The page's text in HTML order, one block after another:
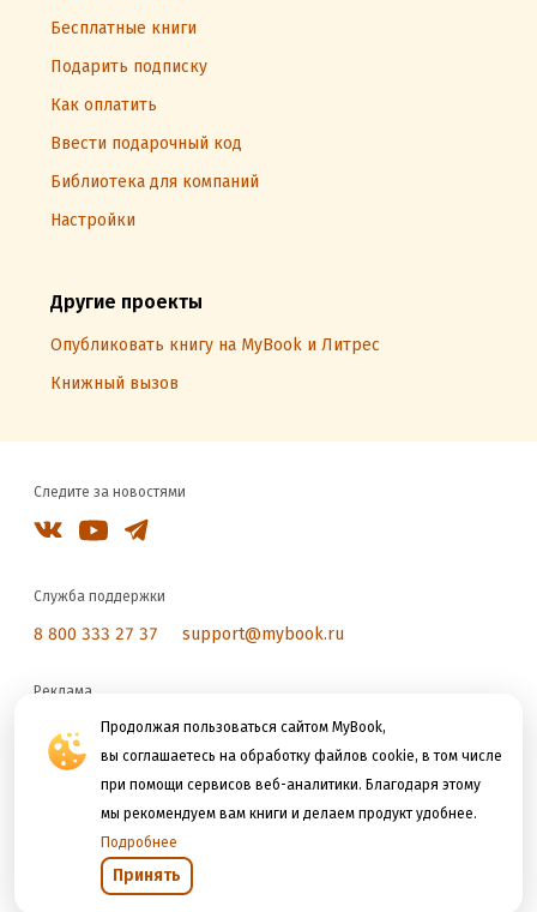
Продолжая пользоваться сайтом MyBook,
вы соглашаетесь на обработку файлов cookie, в том числе
при помощи сервисов веб-аналитики. Благодаря этому
мы рекомендуем вам книги и делаем продукт удобнее.
Подробнее
Принять
Бесплатные книги
Подарить подписку
Как оплатить
Ввести подарочный код
Библиотека для компаний
Настройки
Другие проекты
Опубликовать книгу на MyBook и Литрес
Книжный вызов
Следите за новостями
Служба поддержки
8 800 333 27 37 support@mybook.ru
Реклама
reklama@litres.ru
Мы принимаем к оплате
Открыть в приложении